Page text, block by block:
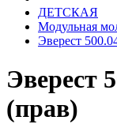
ДЕТСКАЯ
Модульная
Эверест
Эверест
(прав)